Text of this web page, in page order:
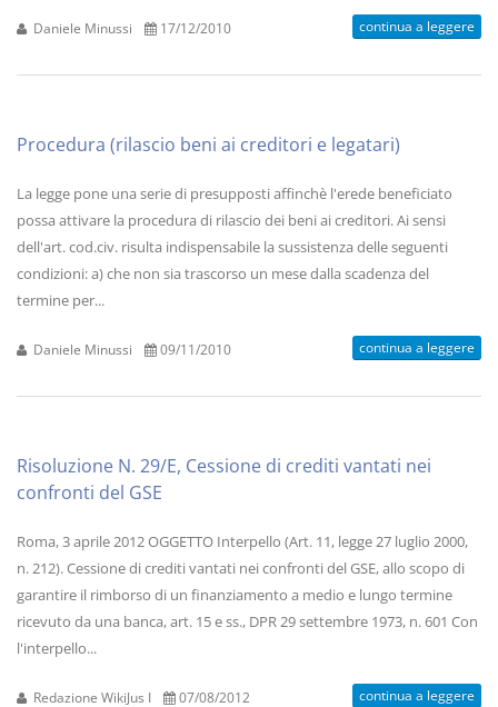
Daniele Minussi 17/12/2010 continua a leggere
Procedura (rilascio beni ai creditori e legatari)
La legge pone una serie di presupposti affinchè l'erede beneficiato
possa attivare la procedura di rilascio dei beni ai creditori. Ai sensi
dell'art. cod.civ. risulta indispensabile la sussistenza delle seguenti
condizioni: a) che non sia trascorso un mese dalla scadenza del
termine per...
Daniele Minussi 09/11/2010 continua a leggere
Risoluzione N. 29/E, Cessione di crediti vantati nei
confronti del GSE
Roma, 3 aprile 2012 OGGETTO Interpello (Art. 11, legge 27 luglio 2000,
n. 212). Cessione di crediti vantati nei confronti del GSE, allo scopo di
garantire il rimborso di un finanziamento a medio e lungo termine
ricevuto da una banca, art. 15 e ss., DPR 29 settembre 1973, n. 601 Con
l'interpello...
Redazione WikiJus I 07/08/2012 continua a leggere